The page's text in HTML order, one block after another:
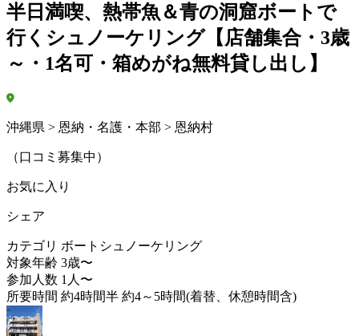
半日満喫、熱帯魚＆青の洞窟ボートで
行くシュノーケリング【店舗集合・3歳
～・1名可・箱めがね無料貸し出し】
沖縄県 > 恩納・名護・本部 > 恩納村
（口コミ募集中）
お気に入り
シェア
カテゴリ ボートシュノーケリング
対象年齢 3歳〜
参加人数 1人〜
所要時間 約4時間半 約4～5時間(着替、休憩時間含)